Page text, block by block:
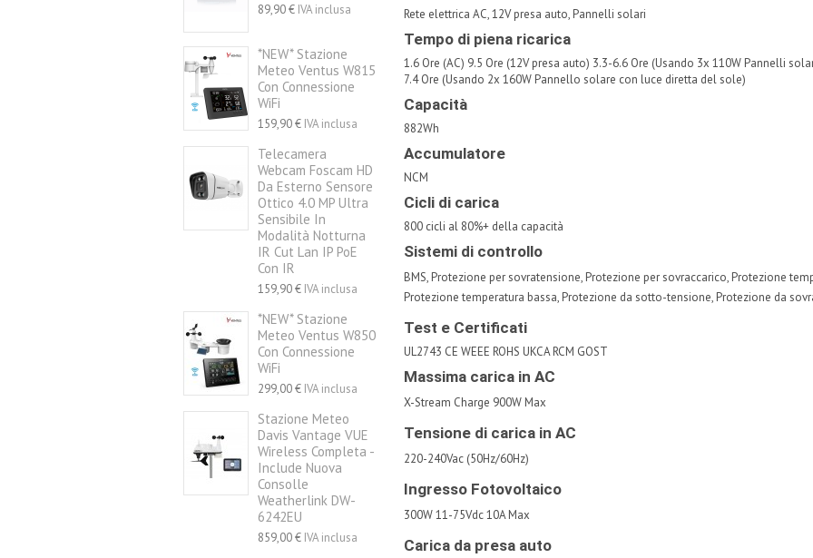
89,90 € IVA inclusa
*NEW* Stazione
Meteo Ventus W815
Con Connessione
WiFi
159,90 € IVA inclusa
Telecamera
Webcam Foscam HD
Da Esterno Sensore
Ottico 4.0 MP Ultra
Sensibile In
Modalità Notturna
IR Cut Lan IP PoE
Con IR
159,90 € IVA inclusa
*NEW* Stazione
Meteo Ventus W850
Con Connessione
WiFi
299,00 € IVA inclusa
Stazione Meteo
Davis Vantage VUE
Wireless Completa -
Include Nuova
Consolle
Weatherlink DW-
6242EU
859,00 € IVA inclusa
Rete elettrica AC, 12V presa auto, Pannelli solari
Tempo di piena ricarica
1.6 Ore (AC) 9.5 Ore (12V presa auto) 3.3-6.6 Ore (Usando 3x 110W Pannelli
7.4 Ore (Usando 2x 160W Pannello solare con luce diretta del sole)
Capacità
882Wh
Accumulatore
NCM
Cicli di carica
800 cicli al 80%+ della capacità
Sistemi di controllo
BMS, Protezione per sovratensione, Protezione per sovraccarico, Protezione
Protezione temperatura bassa, Protezione da sotto-tensione, Protezione da
Test e Certificati
UL2743 CE WEEE ROHS UKCA RCM GOST
Massima carica in AC
X-Stream Charge 900W Max
Tensione di carica in AC
220-240Vac (50Hz/60Hz)
Ingresso Fotovoltaico
300W 11-75Vdc 10A Max
Carica da presa auto